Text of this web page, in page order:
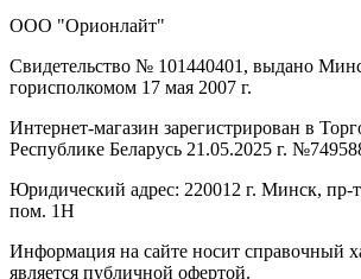
ООО "Орионлайт"
Свидетельство № 101440401, выдано
горисполкомом 17 мая 2007 г.
Интернет-магазин зарегистрирован в
Республике Беларусь 21.05.2025 г.
Юридический адрес: 220012 г. Минск, пр-
пом. 1Н
Информация на сайте носит справочный
является публичной офертой.